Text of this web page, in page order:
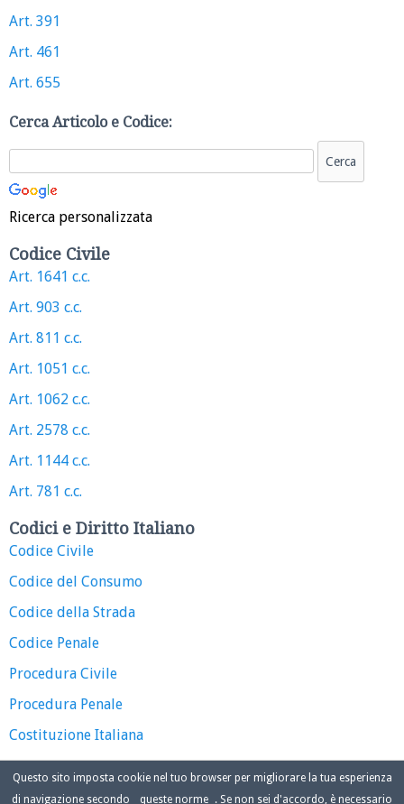
Art. 391
Art. 461
Art. 655
Cerca Articolo e Codice:
Ricerca personalizzata
Codice Civile
Art. 1641 c.c.
Art. 903 c.c.
Art. 811 c.c.
Art. 1051 c.c.
Art. 1062 c.c.
Art. 2578 c.c.
Art. 1144 c.c.
Art. 781 c.c.
Codici e Diritto Italiano
Codice Civile
Codice del Consumo
Codice della Strada
Codice Penale
Procedura Civile
Procedura Penale
Costituzione Italiana
Questo sito imposta cookie nel tuo browser per migliorare la tua esperienza
di navigazione secondo
queste norme . Se non sei d'accordo, è necessario